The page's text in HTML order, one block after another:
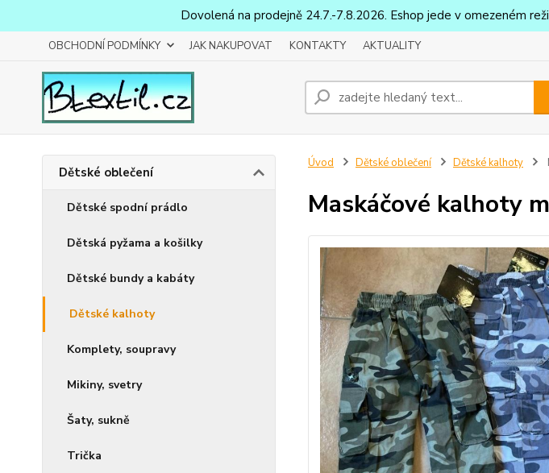
Dovolená na prodejně 24.7.-7.8.2026. Eshop jede v omezeném
OBCHODNÍ PODMÍNKY JAK NAKUPOVAT KONTAKTY AKTUALITY
Dětské oblečení
Dětské spodní prádlo
Dětská pyžama a košilky
Dětské bundy a kabáty
Dětské kalhoty
Komplety, soupravy
Mikiny, svetry
Šaty, sukně
Trička
Úvod Dětské oblečení Dětské kalhoty
Maskáčové kalhoty